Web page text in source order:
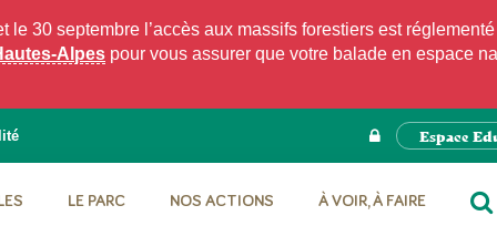
30 septembre l’accès aux massifs forestiers est
Alpes pour vous assurer que votre balade en espace
Espace
LE PARC NOS ACTIONS
À VOIR, À FAIRE